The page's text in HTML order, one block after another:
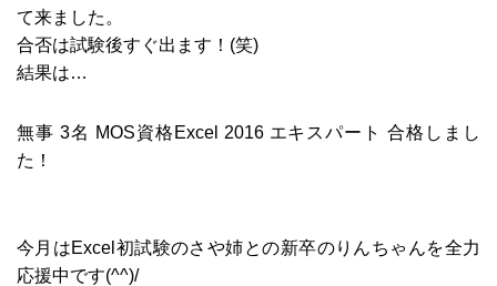
て来ました。
合否は試験後すぐ出ます！(笑)
結果は…
無事 3名 MOS資格Excel 2016 エキスパート 合格しまし
た！
今月はExcel初試験のさや姉との新卒のりんちゃんを全力
応援中です(^^)/